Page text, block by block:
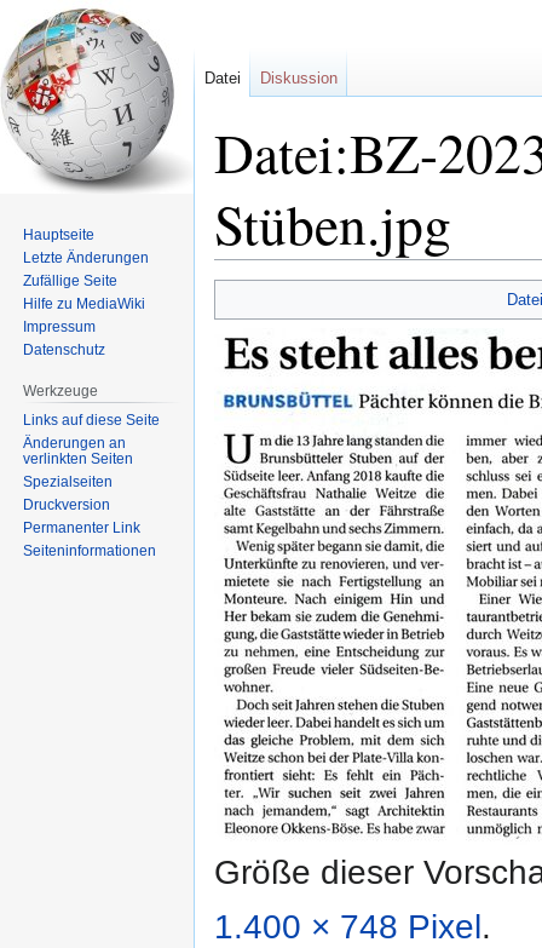
Datei:BZ-
Stüben.jpg
Navigation
springen
Suche
springen
Größe dieser
1.400 × 748 Pixel.
Datei Diskussion
Hauptseite
Letzte Änderungen
Zufällige Seite
Hilfe zu MediaWiki
Impressum
Datenschutz
Werkzeuge
Links auf diese Seite
Änderungen an
verlinkten Seiten
Spezialseiten
Druckversion
Permanenter Link
Seiten­informationen